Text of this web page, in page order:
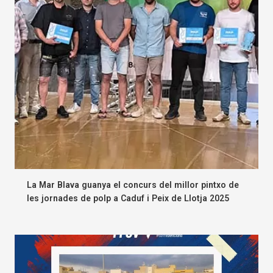
La Mar Blava guanya el concurs del millor pintxo de
les jornades de polp a Caduf i Peix de Llotja 2025